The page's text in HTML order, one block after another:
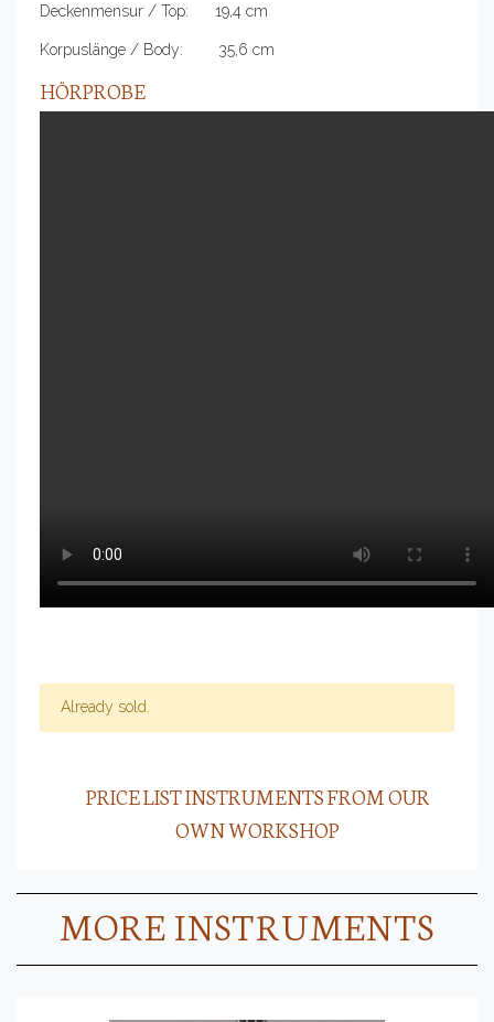
Deckenmensur / Top: 19,4 cm
Korpuslänge / Body: 35,6 cm
HÖRPROBE
Already sold.
PRICE LIST INSTRUMENTS FROM OUR
OWN WORKSHOP
MORE INSTRUMENTS